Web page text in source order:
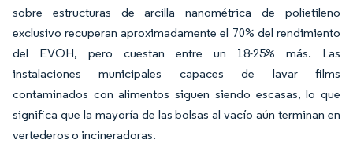
sobre estructuras de arcilla nanométrica de polietileno
exclusivo recuperan aproximadamente el 70% del rendimiento
del EVOH, pero cuestan entre un 18-25% más. Las
instalaciones municipales capaces de lavar films
contaminados con alimentos siguen siendo escasas, lo que
significa que la mayoría de las bolsas al vacío aún terminan en
vertederos o incineradoras.